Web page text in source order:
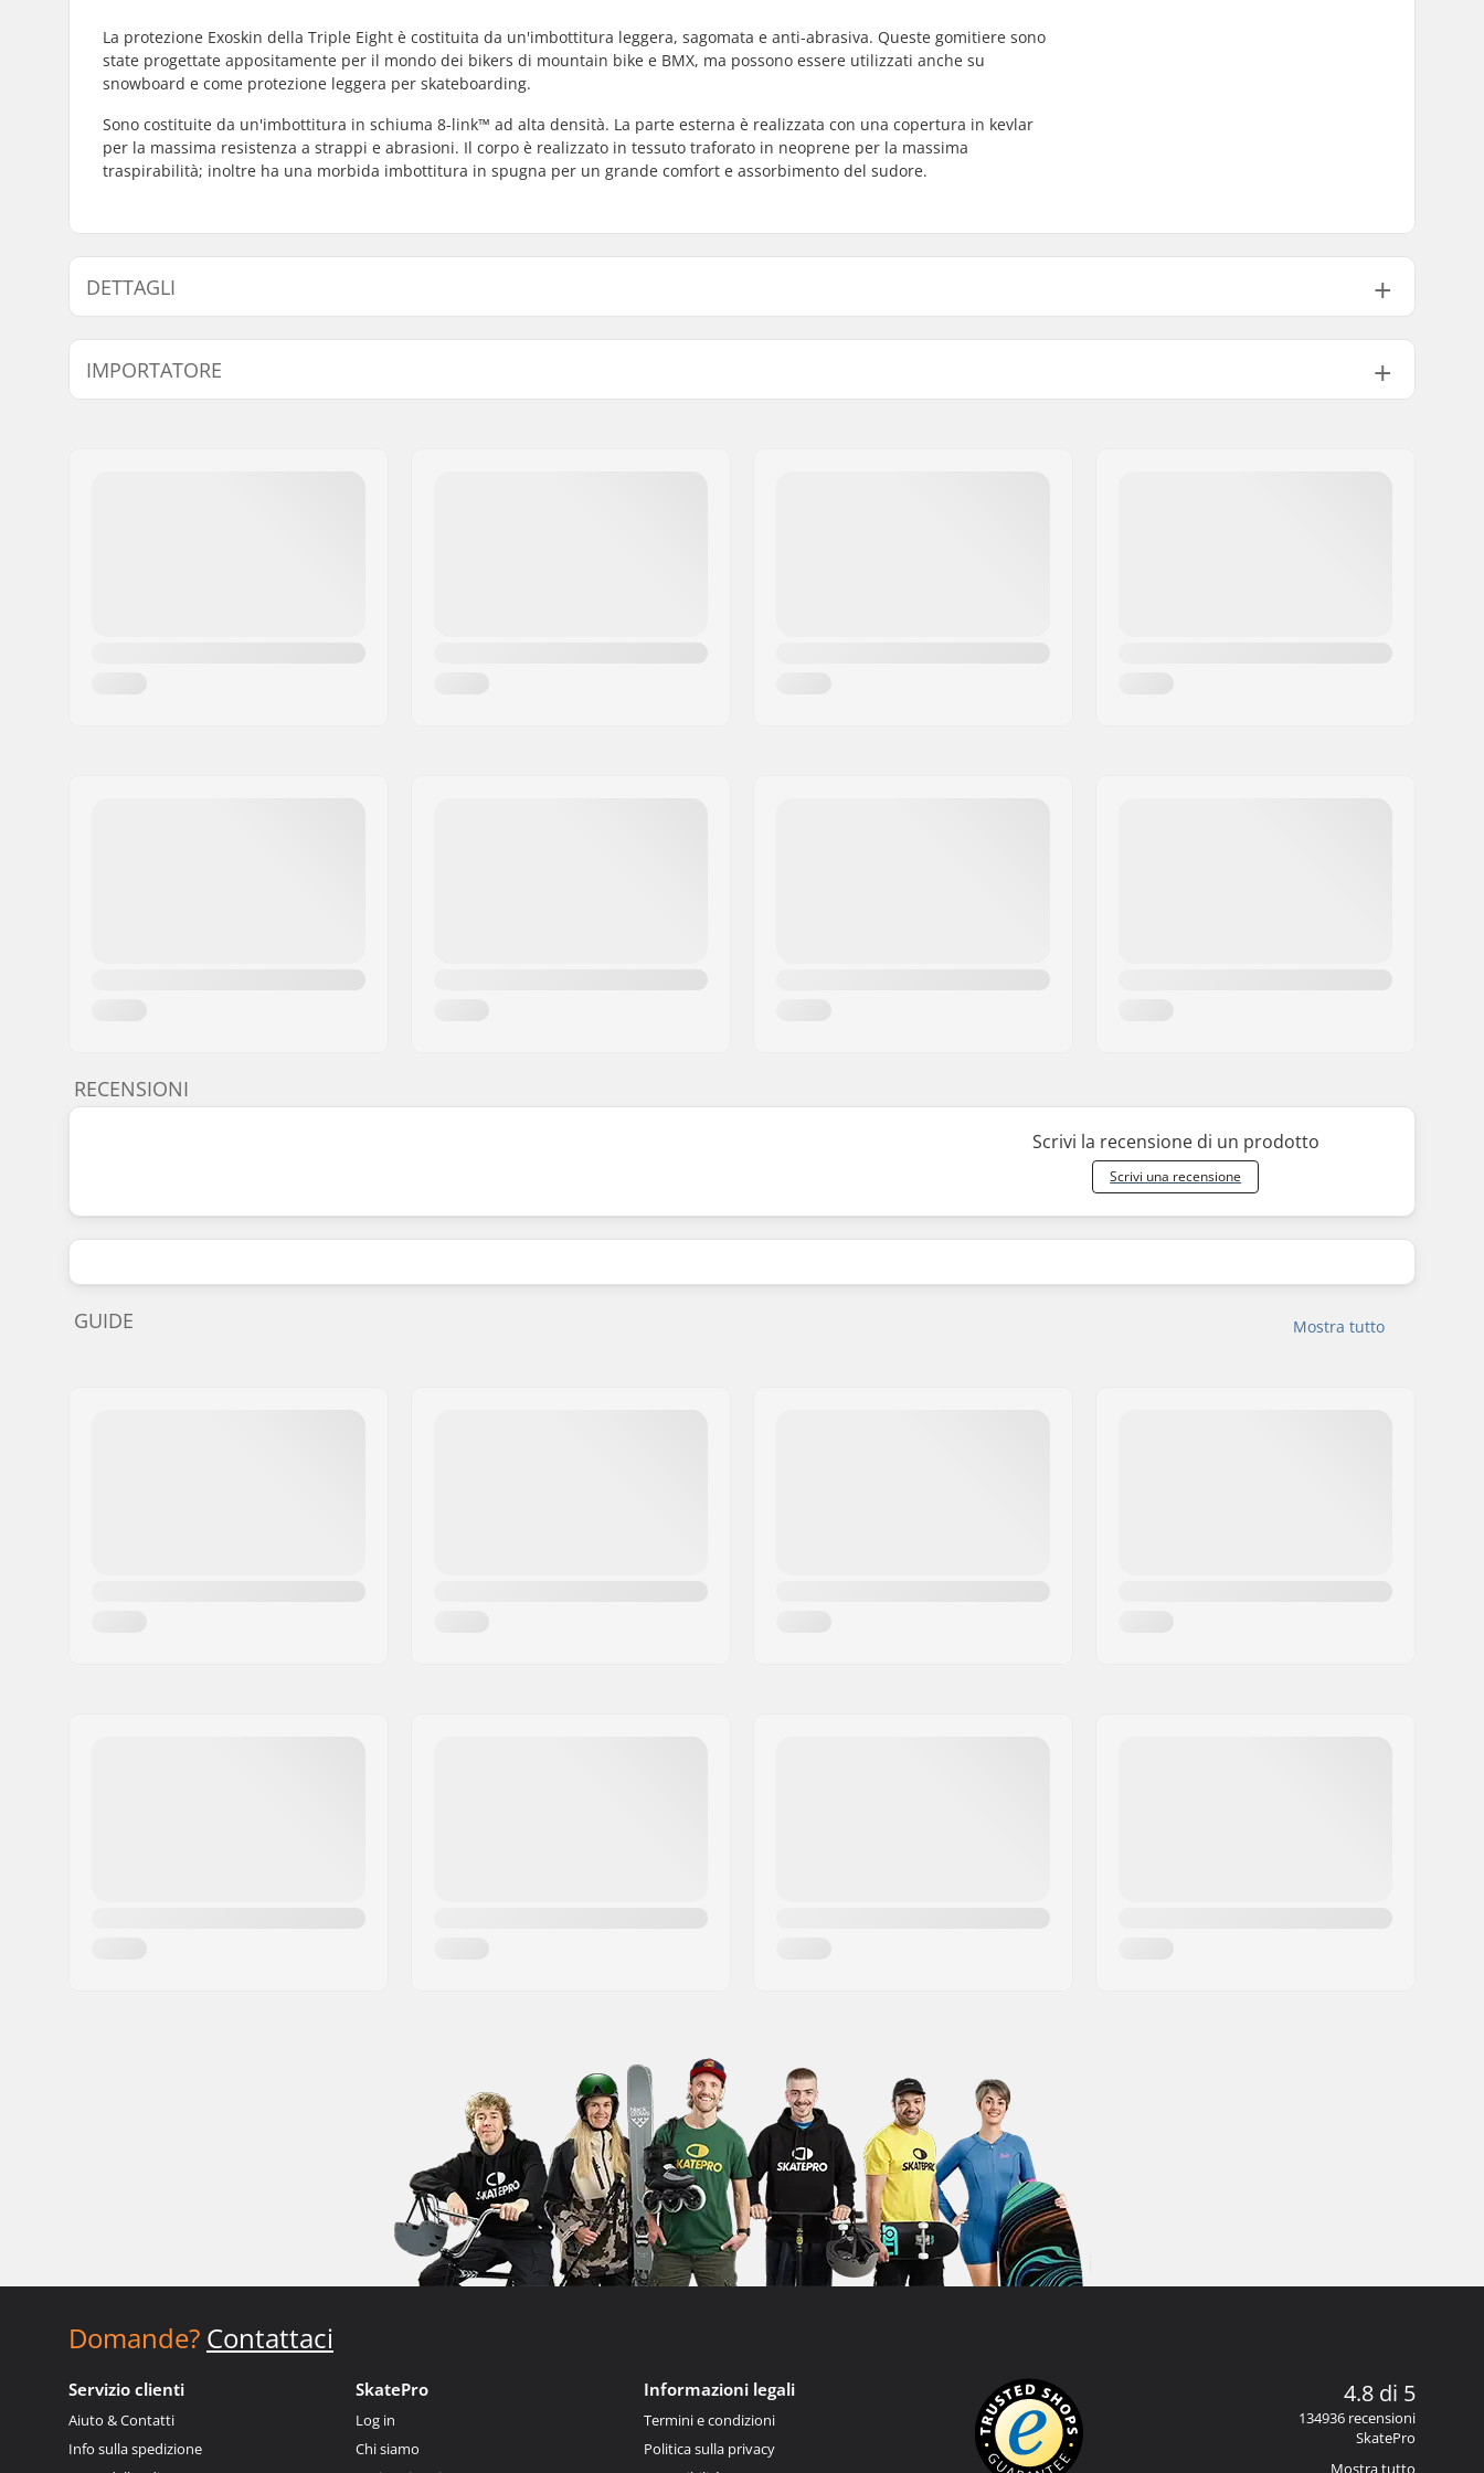
La protezione Exoskin della Triple Eight è costituita da un'imbottitura leggera, sagomata e anti-abrasiva. Queste gomitiere sono
state progettate appositamente per il mondo dei bikers di mountain bike e BMX, ma possono essere utilizzati anche su
snowboard e come protezione leggera per skateboarding.
Sono costituite da un'imbottitura in schiuma 8-link™ ad alta densità. La parte esterna è realizzata con una copertura in kevlar
per la massima resistenza a strappi e abrasioni. Il corpo è realizzato in tessuto traforato in neoprene per la massima
traspirabilità; inoltre ha una morbida imbottitura in spugna per un grande comfort e assorbimento del sudore.
DETTAGLI
Schiuma:
Schiuma ad Alta Densità 8-link
Scocca:
Materiali:
Neoprene Forato Traspirabile
Calzata:
Forma Anatomica
Chiusura:
Chiusura in Velcro, Compression
IMPORTATORE
RECENSIONI
Scrivi la recensione di un prodotto
Scrivi una recensione
Mostra tutto
GUIDE
Domande? Contattaci
Servizio clienti
Aiuto & Contatti
Info sulla spedizione
SkatePro
Log in
Chi siamo
Informazioni legali
Termini e condizioni
Politica sulla privacy
4.8 di 5
134936 recensioni
SkatePro
Mostra tutto